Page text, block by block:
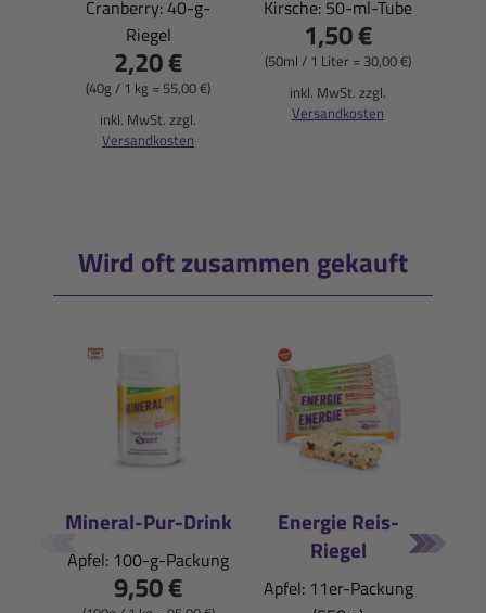
Cranberry: 40-g-
Riegel
2,20 €
(40g / 1 kg = 55,00 €)
inkl. MwSt. zzgl.
Versandkosten
Kirsche: 50-ml-Tube
1,50 €
(50ml / 1 Liter = 30,00 €)
inkl. MwSt. zzgl.
Versandkosten
Wird oft zusammen gekauft
Mineral-Pur-Drink
Apfel: 100-g-Packung
9,50 €
Energie Reis-
Riegel
Apfel: 11er-Packung